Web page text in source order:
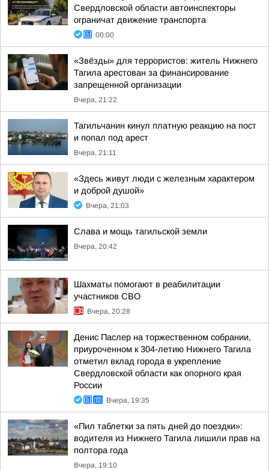
Свердловской области автоинспекторы
ограничат движение транспорта
00:00
«Звёзды» для террористов: житель Нижнего
Тагила арестован за финансирование
запрещенной организации
Вчера, 21:22
Тагильчанин кинул платную реакцию на пост
и попал под арест
Вчера, 21:11
«Здесь живут люди с железным характером
и доброй душой»
Вчера, 21:03
Слава и мощь тагильской земли
Вчера, 20:42
Шахматы помогают в реабилитации
участников СВО
Вчера, 20:28
Денис Паслер на торжественном собрании,
приуроченном к 304-летию Нижнего Тагила
отметил вклад города в укрепление
Свердловской области как опорного края
России
Вчера, 19:35
«Пил таблетки за пять дней до поездки»:
водителя из Нижнего Тагила лишили прав на
полтора года
Вчера, 19:10